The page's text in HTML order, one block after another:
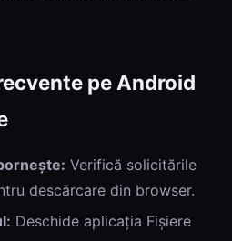
pe Android
Verifică solicitările
descărcare din browser.
Deschide aplicația Fișiere